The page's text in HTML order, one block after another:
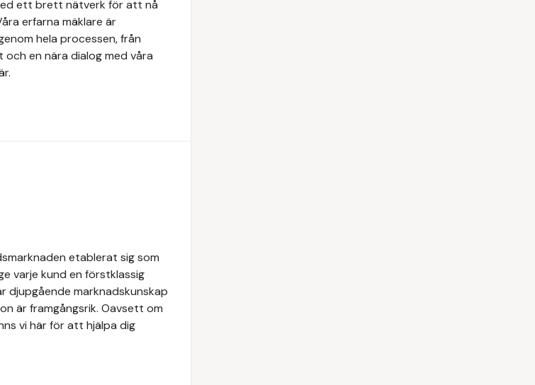
ett brett nätverk för att nå
erfarna mäklare är
hela processen, från
en nära dialog med våra
etablerat sig som
varje kund en förstklassig
djupgående marknadskunskap
är framgångsrik. Oavsett om
vi här för att hjälpa dig